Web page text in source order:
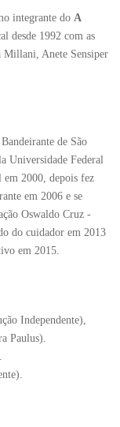
integrante do A
desde 1992 com as
Millani, Anete Sensiper
de São
Universidade Federal
em 2000, depois fez
em 2006 e se
Oswaldo Cruz -
do cuidador em 2013
em 2015.
Independente),
Paulus).